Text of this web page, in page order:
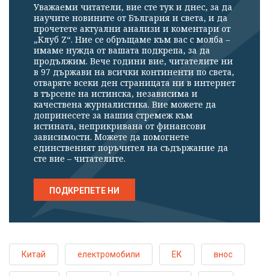
Уважаеми читатели, вие сте тук и днес, за да
научите новините от България и света, и да
прочетете актуални анализи и коментари от
„Клуб Z“. Ние се обръщаме към вас с молба –
имаме нужда от вашата подкрепа, за да
продължим. Вече години вие, читателите ни
в 97 държави на всички континенти по света,
отваряте всеки ден страницата ни в интернет
в търсене на истинска, независима и
качествена журналистика. Вие можете да
допринесете за нашия стремеж към
истината, неприкривана от финансови
зависимости. Можете да помогнете
единственият поръчител на съдържание да
сте вие – читателите.
ПОДКРЕПЕТЕ НИ
Китай електромобили ЕК внос